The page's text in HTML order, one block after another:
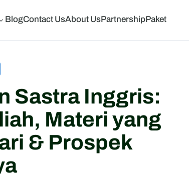
BlogContact UsAbout UsPartnershipPaket
Sastra Inggris:
Materi yang
& Prospek